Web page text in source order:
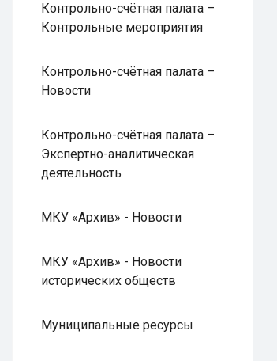
Контрольно-счётная палата –
Контрольные мероприятия
Контрольно-счётная палата –
Новости
Контрольно-счётная палата –
Экспертно-аналитическая
деятельность
МКУ «Архив» - Новости
МКУ «Архив» - Новости
исторических обществ
Муниципальные ресурсы